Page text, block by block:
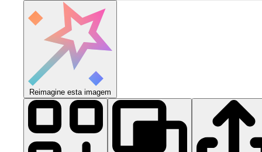
Reimagine esta imagem